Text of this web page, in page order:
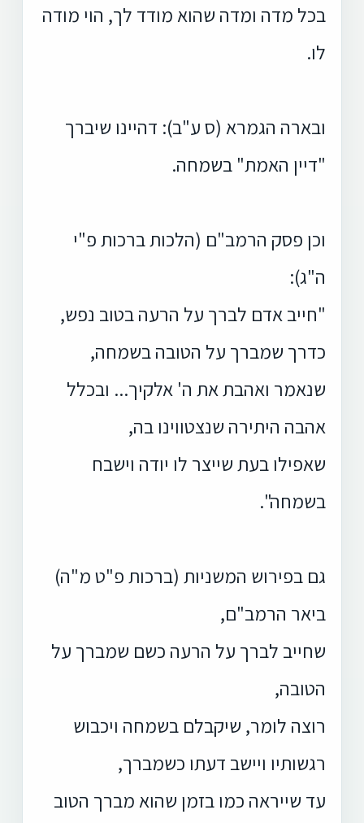
בכל מדה ומדה שהוא מודד לך, הוי מודה
לו.
ובארה הגמרא (ס ע"ב): דהיינו שיברך
"דיין האמת" בשמחה.
וכן פסק הרמב"ם (הלכות ברכות פ"י
ה"ג):
"חייב אדם לברך על הרעה בטוב נפש,
כדרך שמברך על הטובה בשמחה,
שנאמר ואהבת את ה' אלקיך... ובכלל
אהבה היתירה שנצטווינו בה,
שאפילו בעת שייצר לו יודה וישבח
בשמחה".
גם בפירוש המשניות (ברכות פ"ט מ"ה)
ביאר הרמב"ם,
שחייב לברך על הרעה כשם שמברך על
הטובה,
רוצה לומר, שיקבלם בשמחה ויכבוש
רגשותיו ויישב דעתו כשמברך,
עד שייראה כמו בזמן שהוא מברך הטוב